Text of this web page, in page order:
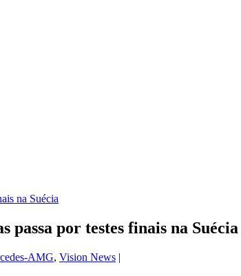
por testes finais na Suécia
AMG, Vision News |